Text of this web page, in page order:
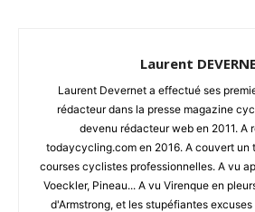
Laurent
Laurent Devernet a effectué ses
rédacteur dans la presse magazine
devenu rédacteur web en 2011. A
todaycycling.com en 2016. A couvert un
courses cyclistes professionnelles. A vu
Voeckler, Pineau... A vu Virenque en
d'Armstrong, et les stupéfiantes